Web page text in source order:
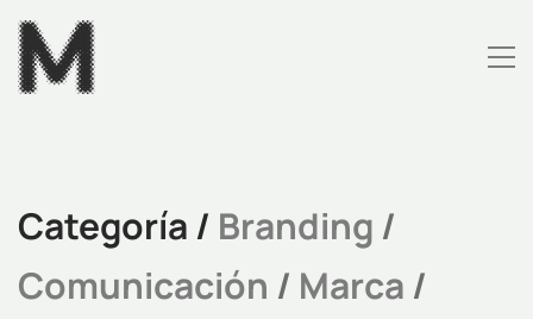
Categoría / Branding /
Comunicación / Marca /